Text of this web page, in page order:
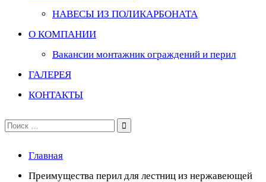
НАВЕСЫ ИЗ ПОЛИКАРБОНАТА
О КОМПАНИИ
Вакансии монтажник ограждений и перил
ГАЛЕРЕЯ
КОНТАКТЫ
Поиск
Главная
Преимущества перил для лестниц из нержавеющей